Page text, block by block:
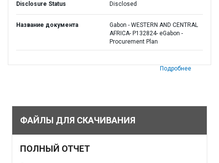
Disclosure Status Disclosed
Название документа
Gabon - WESTERN AND CENTRAL
AFRICA- P132824- eGabon -
Procurement Plan
Подробнее
ФАЙЛЫ ДЛЯ СКАЧИВАНИЯ
ПОЛНЫЙ ОТЧЕТ